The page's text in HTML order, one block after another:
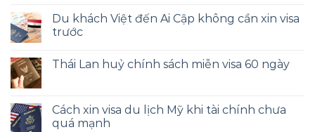
Du khách Việt đến Ai Cập không cần xin visa
trước
Thái Lan huỷ chính sách miễn visa 60 ngày
Cách xin visa du lịch Mỹ khi tài chính chưa
quá mạnh